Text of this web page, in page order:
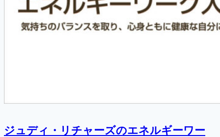
ジュディ・リチャーズのエネルギーワー